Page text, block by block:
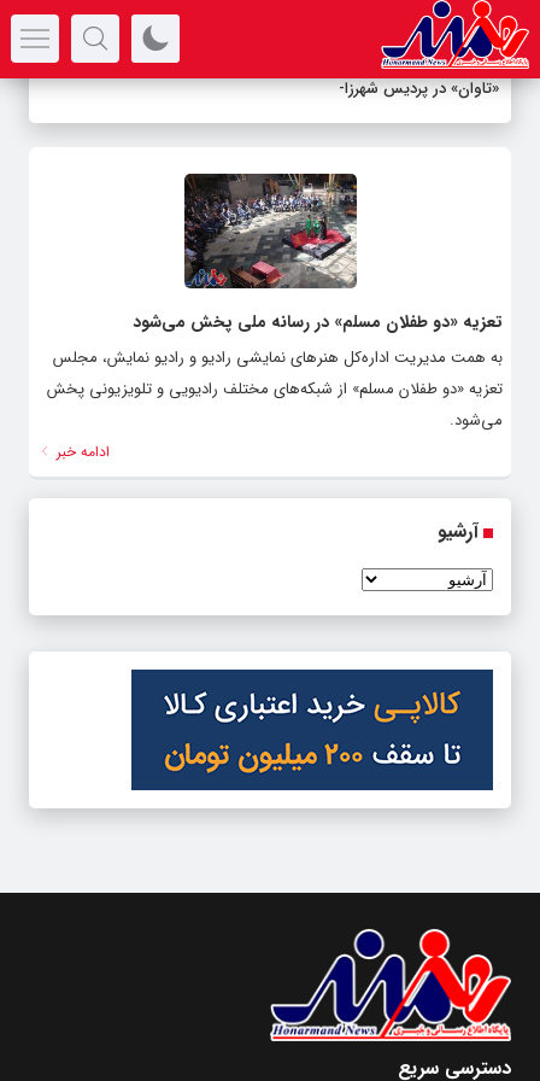
«تاوان» در پردیس شهرزاد-
تعزیه «دو طفلان مسلم» در رسانه ملی پخش می‌شود
به همت مدیریت اداره‌کل هنرهای نمایشی رادیو و رادیو نمایش، مجلس
تعزیه «دو طفلان مسلم» از شبکه‌های مختلف رادیویی و تلویزیونی پخش
می‌شود.
ادامه خبر
آرشیو
دسترسی سریع